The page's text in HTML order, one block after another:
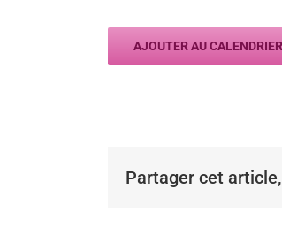
AJOUTER AU CALENDRIER
Partager cet